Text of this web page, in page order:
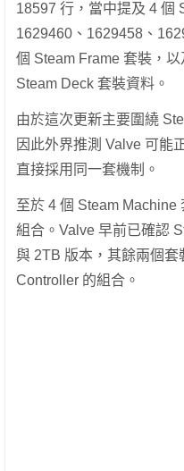
18597 行，當中提及 4 個
1629460、1629458、
個 Steam Frame 套裝，
Steam Deck 套裝資料。
由於這次更新主要圍繞
因此外界推測 Valve 可能
直接採用同一套機制。
至於 4 個 Steam
組合。Valve 早前已確認
與 2TB 版本，其餘兩個
Controller 的組合。